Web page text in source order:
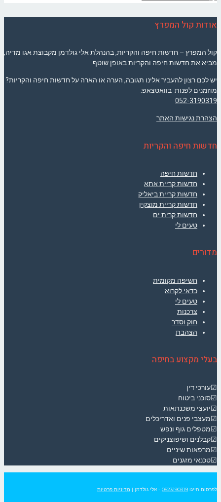
אודות קול המפרץ
קול המפרץ – חדשות חיפה והקריות, בהנהלת אלי גולדמן מקבוצת אגו מדיה,
מביא את חדשות חיפה והקריות באופן שוטף.
יש לכם רצון להעביר אלינו תגובה, הערה או הארה על חדשות חיפה והקריות?
מוזמנים לפנות בוואטצאפ:
052-3190319
הצהרת נגישות האתר
חדשות חיפה והקריות
חדשות חיפה
חדשות קריית אתא
חדשות קריית ביאליק
חדשות קריית מוצקין
חדשות קרית ים
טעים לי
מדורים
חשיפה מקומית
כדאי לקרוא
טעים לי
צרכנות
חוק וסדר
הצהבת
בעלי מקצוע בחיפה
☑עורכי דין
☑סוכני ביטוח
☑יועצי משכנתאות
☑מעצבי פנים ואדריכלים
☑מטפלים גוף ונפש
☑קבלנים ושיפוצניקים
☑מרפאות שיניים
☑טכנאי מזגנים
לפרסום חייגו 0523190319 - אלי גולדמן | מדיניות פרטיות